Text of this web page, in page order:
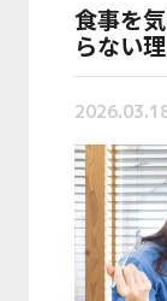
食事を
らない